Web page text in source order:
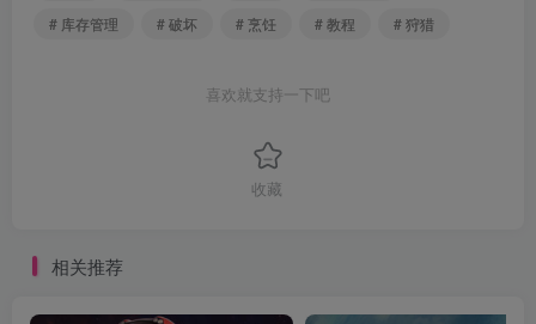
# 库存管理
# 破坏 # 烹饪 # 教程 # 狩猎
喜欢就支持一下吧
收藏
相关推荐